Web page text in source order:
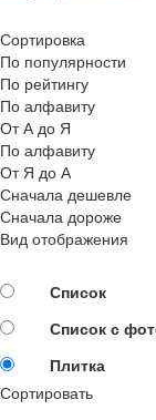
Сортировка
По популярности
По рейтингу
По алфавиту
От А до Я
По алфавиту
От Я до А
Сначала дешевле
Сначала дороже
Вид отображения
Список
Список с
Плитка
Сортировать